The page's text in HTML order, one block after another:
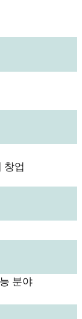
창업
분야